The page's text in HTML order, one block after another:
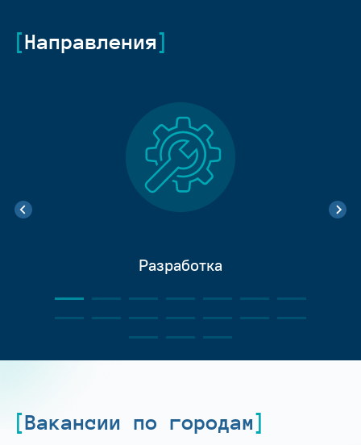
Направления
Разработка
Вакансии по городам